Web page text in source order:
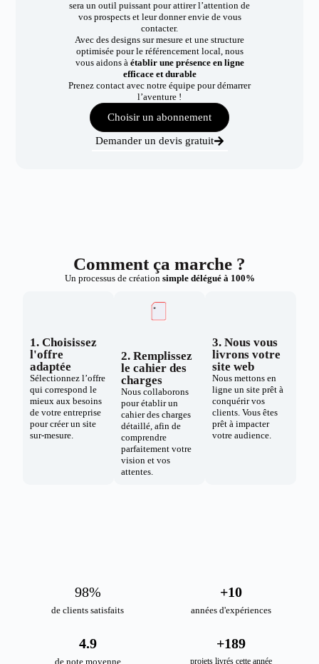
sera un outil puissant pour attirer l’attention de
vos prospects et leur donner envie de vous
contacter.
Avec des designs sur mesure et une structure
optimisée pour le référencement local, nous
vous aidons à établir une présence en ligne
efficace et durable
Prenez contact avec notre équipe pour démarrer
l’aventure !
Choisir un abonnement
Demander un devis gratuit
Comment ça marche ?
Un processus de création simple délégué à 100%
1. Choisissez
l'offre
adaptée
Sélectionnez l’offre
qui correspond le
mieux aux besoins
de votre entreprise
pour créer un site
sur-mesure.
2. Remplissez
le cahier des
charges
Nous collaborons
pour établir un
cahier des charges
détaillé, afin de
comprendre
parfaitement votre
vision et vos
attentes.
3. Nous vous
livrons votre
site web
Nous mettons en
ligne un site prêt à
conquérir vos
clients. Vous êtes
prêt à impacter
votre audience.
de clients satisfaits
98%
années d'expériences
+10
de note moyenne
4.9
projets livrés cette année
+189